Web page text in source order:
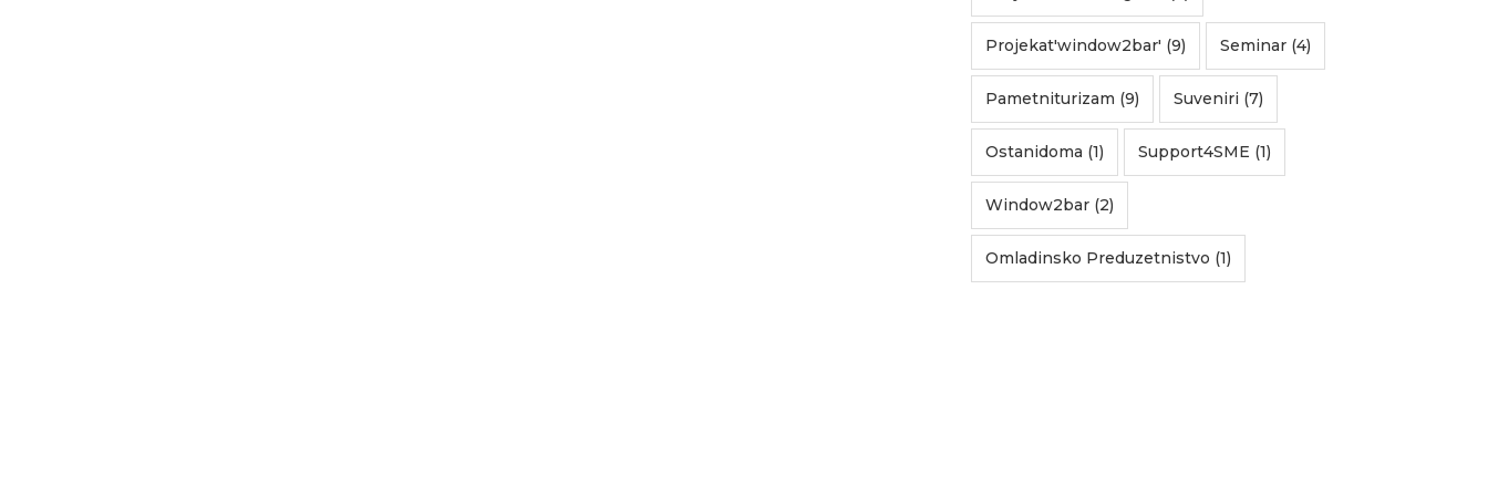
Projekat'window2bar' (9) Seminar (4)
Pametniturizam (9) Suveniri (7)
Ostanidoma (1) Support4SME (1)
Window2bar (2)
Omladinsko Preduzetnistvo (1)